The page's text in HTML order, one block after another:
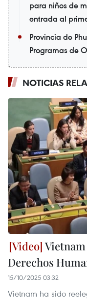
para niños de
entrada al
Provincia de
Programas de
NOTICIAS
Derechos
15/10/2025 03:32
Vietnam ha sido